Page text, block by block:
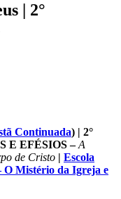
| 2°
Continuada) | 2°
E EFÉSIOS–A
de Cristo | Escola
O Mistério da Igreja e